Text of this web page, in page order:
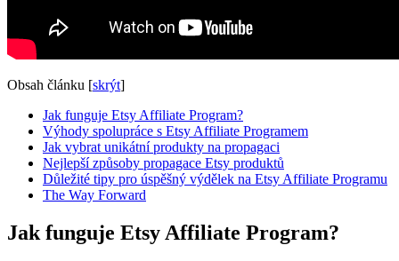
Obsah článku [skrýt]
Jak funguje Etsy Affiliate Program?
Výhody spolupráce s Etsy Affiliate Programem
Jak vybrat unikátní produkty na propagaci
Nejlepší způsoby propagace Etsy produktů
Důležité tipy pro úspěšný výdělek na Etsy Affiliate Programu
The Way Forward
Jak funguje Etsy Affiliate Program?